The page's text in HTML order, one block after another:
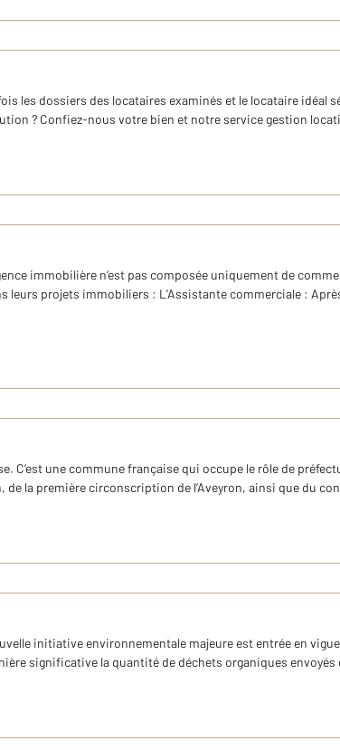
les dossiers des locataires examinés et le locataire idéal
? Confiez-nous votre bien et notre service gestion
immobilière n’est pas composée uniquement de
leurs projets immobiliers : L’Assistante commerciale :
C’est une commune française qui occupe le rôle de
de la première circonscription de l’Aveyron, ainsi que du
initiative environnementale majeure est entrée en
significative la quantité de déchets organiques envoyés